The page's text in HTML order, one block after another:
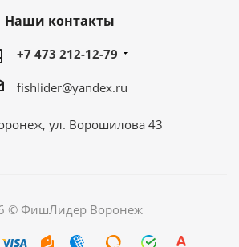
Наши контакты
+7 473 212-12-79
fishlider@yandex.ru
ул. Ворошилова 43
© ФишЛидер Воронеж